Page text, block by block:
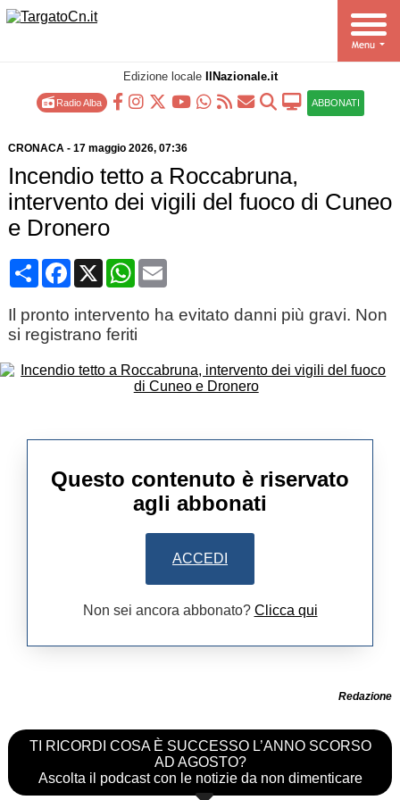
Edizione locale IlNazionale.it
Radio Alba ABBONATI
CRONACA- 17 maggio 2026, 07:36
Incendio tetto a Roccabruna,
intervento dei vigili del fuoco di Cuneo
e Dronero
CondividiFacebook
X WhatsApp
Email
Il pronto intervento ha evitato danni più gravi. Non
si registrano feriti
Questo contenuto è riservato
agli abbonati
ACCEDI
Non sei ancora abbonato? Clicca qui
Redazione
TI RICORDI COSA È SUCCESSO L’ANNO SCORSO
AD AGOSTO?
Ascolta il podcast con le notizie da non dimenticare